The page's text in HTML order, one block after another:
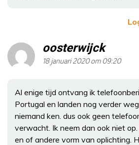
oosterwijck
18 januari 2020 om 09:20
Al enige tijd ontvang ik
Portugal en landen nog verder
niemand ken. dus ook geen
verwacht. Ik neem dan ook niet
en of andere vorm van oplichting.